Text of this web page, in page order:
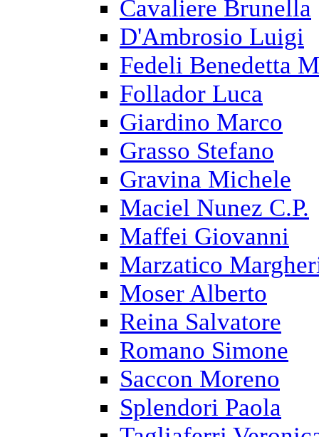
Cavaliere Brunella
D'Ambrosio Luigi
Fedeli Benedetta
Follador Luca
Giardino Marco
Grasso Stefano
Gravina Michele
Maciel Nunez C.P.
Maffei Giovanni
Marzatico
Moser Alberto
Reina Salvatore
Romano Simone
Saccon Moreno
Splendori Paola